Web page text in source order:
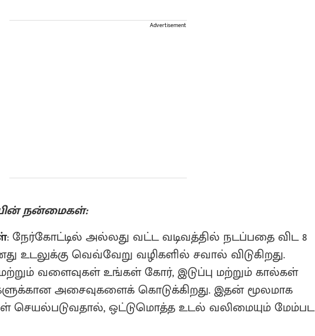
Advertisement
நன்மைகள்:
: நேர்கோட்டில் அல்லது வட்ட வடிவத்தில் நடப்பதை விட 8
உடலுக்கு வெவ்வேறு வழிகளில் சவால் விடுகிறது.
வளைவுகள் உங்கள் கோர், இடுப்பு மற்றும் கால்கள்
அசைவுகளைக் கொடுக்கிறது. இதன் மூலமாக
செயல்படுவதால், ஒட்டுமொத்த உடல் வலிமையும் மேம்பட